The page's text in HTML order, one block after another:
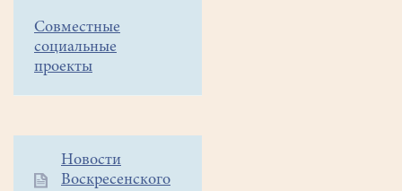
Совместные
социальные
проекты
Дополнительное
меню
Новости
Воскресенского